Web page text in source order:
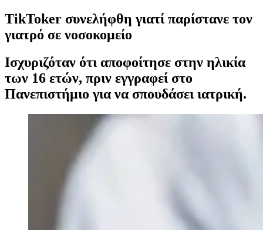
TikToker συνελήφθη γιατί παρίστανε τον
γιατρό σε νοσοκομείο
Ισχυριζόταν ότι αποφοίτησε στην ηλικία
των 16 ετών, πριν εγγραφεί στο
Πανεπιστήμιο για να σπουδάσει ιατρική.